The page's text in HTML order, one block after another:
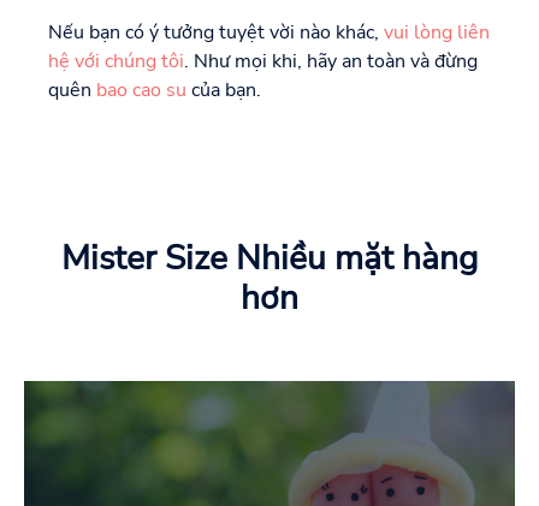
Nếu bạn có ý tưởng tuyệt vời nào khác, vui lòng liên
hệ với chúng tôi. Như mọi khi, hãy an toàn và đừng
quên bao cao su của bạn.
Mister Size Nhiều mặt hàng
hơn